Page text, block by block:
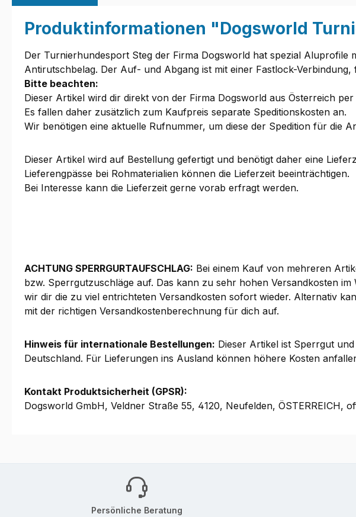
Produktinformationen "Dogsworld
Der Turnierhundesport Steg der Firma Dogsworld hat spezial Aluprofile
Antirutschbelag. Der Auf- und Abgang ist mit einer Fastlock-
Bitte beachten:
Dieser Artikel wird dir direkt von der Firma Dogsworld aus Österreich per
Es fallen daher zusätzlich zum Kaufpreis separate Speditionskosten an.
Wir benötigen eine aktuelle Rufnummer, um diese der Spedition für die
Dieser Artikel wird auf Bestellung gefertigt und benötigt daher eine
Lieferengpässe bei Rohmaterialien können die Lieferzeit beeinträchtigen.
Bei Interesse kann die Lieferzeit gerne vorab erfragt werden.
ACHTUNG SPERRGURTAUFSCHLAG: Bei einem Kauf von mehreren
bzw. Sperrgutzuschläge auf. Das kann zu sehr hohen Versandkosten
wir dir die zu viel entrichteten Versandkosten sofort wieder. Alternativ
mit der richtigen Versandkostenberechnung für dich auf.
Hinweis für internationale Bestellungen: Dieser Artikel ist Sperrgut
Deutschland. Für Lieferungen ins Ausland können höhere Kosten
Kontakt Produktsicherheit (GPSR):
Dogsworld GmbH, Veldner Straße 55, 4120, Neufelden, ÖSTERREICH,
Persönliche Beratung